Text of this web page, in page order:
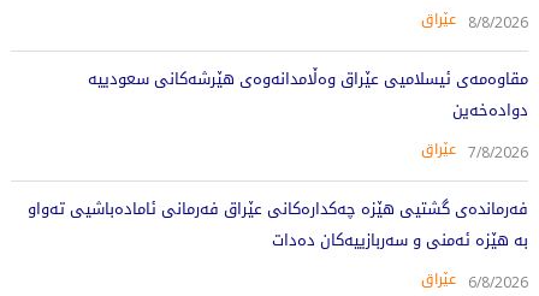
8/8/2026 عێراق
مقاوەمەی ئیسلامیی عێراق وەڵامدانەوەی هێرشەکانی سعودییە
دوادەخەین
7/8/2026 عێراق
فەرماندەی گشتیی هێزە چەکدارەکانی عێراق فەرمانی ئامادەباشیی تەواو
بە هێزە ئەمنی و سەربازییەکان دەدات
6/8/2026 عێراق